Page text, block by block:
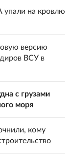
упали на кровлю
версию
ВСУ в
с грузами
моря
кому